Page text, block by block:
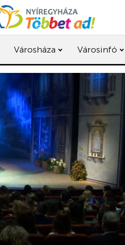
Városháza Városinfó